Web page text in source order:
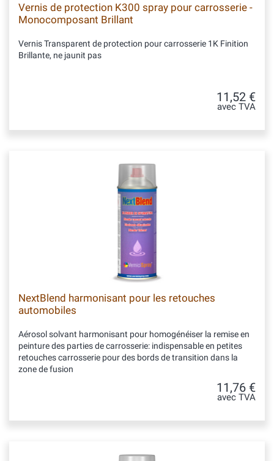
Vernis de protection K300 spray pour carrosserie -
Monocomposant Brillant
Vernis Transparent de protection pour carrosserie 1K Finition
Brillante, ne jaunit pas
11,52 €
avec TVA
NextBlend harmonisant pour les retouches
automobiles
Aérosol solvant harmonisant pour homogénéiser la remise en
peinture des parties de carrosserie: indispensable en petites
retouches carrosserie pour des bords de transition dans la
zone de fusion
11,76 €
avec TVA